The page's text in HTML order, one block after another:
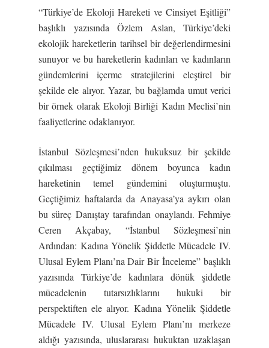
“Türkiye’de Ekoloji Hareketi ve Cinsiyet Eşitliği”
başlıklı yazısında Özlem Aslan, Türkiye’deki
ekolojik hareketlerin tarihsel bir değerlendirmesini
sunuyor ve bu hareketlerin kadınları ve kadınların
gündemlerini içerme stratejilerini eleştirel bir
şekilde ele alıyor. Yazar, bu bağlamda umut verici
bir örnek olarak Ekoloji Birliği Kadın Meclisi’nin
faaliyetlerine odaklanıyor.
İstanbul Sözleşmesi’nden hukuksuz bir şekilde
çıkılması geçtiğimiz dönem boyunca kadın
hareketinin temel gündemini oluşturmuştu.
Geçtiğimiz haftalarda da Anayasa’ya aykırı olan
bu süreç Danıştay tarafından onaylandı. Fehmiye
Ceren Akçabay, “İstanbul Sözleşmesi’nin
Ardından: Kadına Yönelik Şiddetle Mücadele IV.
Ulusal Eylem Planı’na Dair Bir İnceleme” başlıklı
yazısında Türkiye’de kadınlara dönük şiddetle
mücadelenin tutarsızlıklarını hukuki bir
perspektiften ele alıyor. Kadına Yönelik Şiddetle
Mücadele IV. Ulusal Eylem Planı’nı merkeze
aldığı yazısında, uluslararası hukuktan uzaklaşan